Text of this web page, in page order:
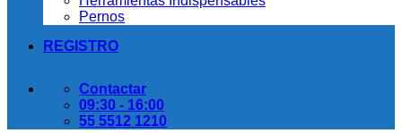
Pernos
REGISTRO
Contactar
09:30 - 16:00
55 5512 1210